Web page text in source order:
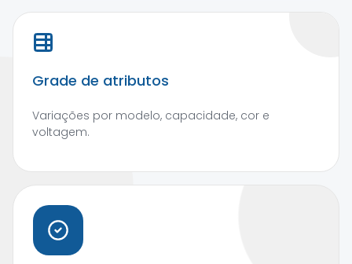
Grade de atributos
Variações por modelo, capacidade, cor e
voltagem.